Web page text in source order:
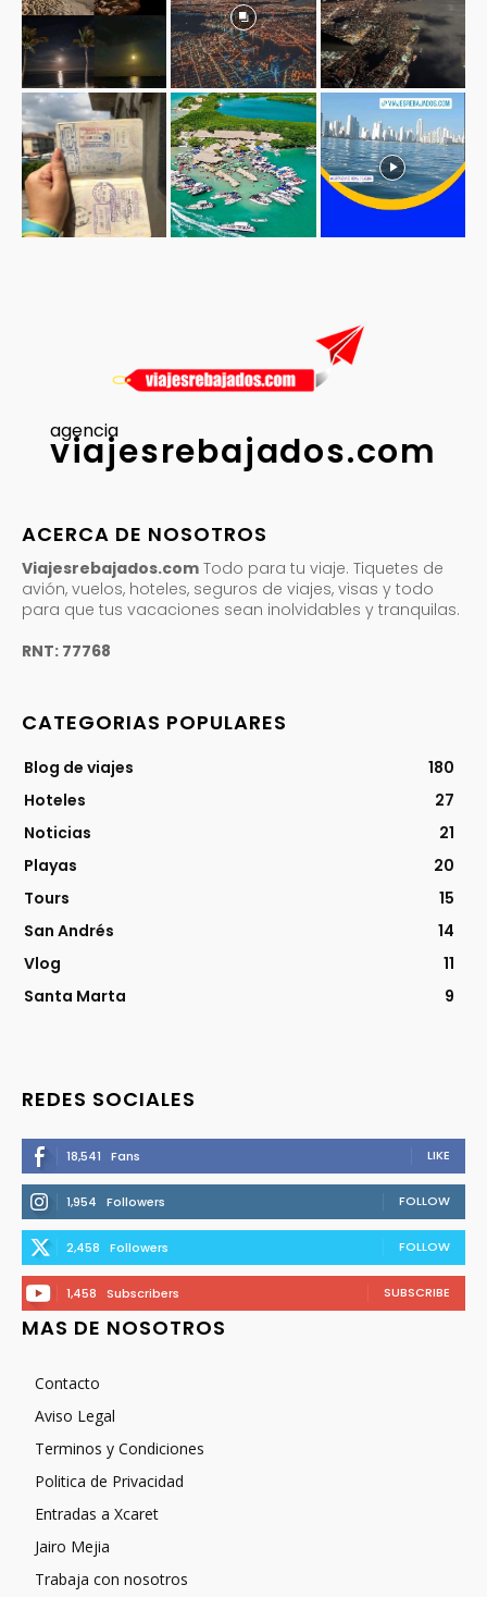
agencia
viajesrebajados.com
ACERCA DE NOSOTROS
Viajesrebajados.com Todo para tu viaje. Tiquetes de
avión, vuelos, hoteles, seguros de viajes, visas y todo
para que tus vacaciones sean inolvidables y tranquilas.
RNT: 77768
CATEGORIAS POPULARES
Blog de viajes
180
Hoteles
27
Noticias
21
Playas
20
Tours
15
San Andrés
14
Vlog
11
Santa Marta
9
REDES SOCIALES
18,541 Fans LIKE
1,954 Followers FOLLOW
2,458 Followers FOLLOW
1,458 Subscribers SUBSCRIBE
MAS DE NOSOTROS
Contacto
Aviso Legal
Terminos y Condiciones
Politica de Privacidad
Entradas a Xcaret
Jairo Mejia
Trabaja con nosotros